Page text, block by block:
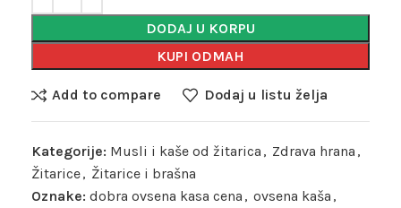
DODAJ U KORPU
KUPI ODMAH
Add to compare Dodaj u listu želja
Kategorije: Musli i kaše od žitarica , Zdrava hrana ,
Žitarice, Žitarice i brašna
Oznake: dobra ovsena kasa cena , ovsena kaša ,